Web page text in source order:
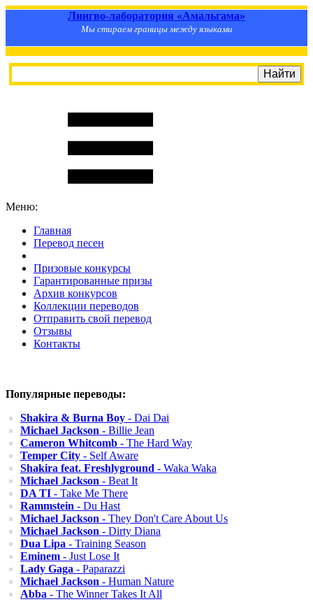
Лингво-лаборатория «Амальгама»
Мы стираем границы между языками
Меню:
Главная
Перевод песен
Призовые конкурсы
Гарантированные призы
Архив конкурсов
Коллекции переводов
Отправить свой перевод
Отзывы
Контакты
Популярные переводы:
Shakira & Burna Boy - Dai Dai
Michael Jackson - Billie Jean
Cameron Whitcomb - The Hard Way
Temper City - Self Aware
Shakira feat. Freshlyground - Waka Waka
Michael Jackson - Beat It
DA TI - Take Me There
Rammstein - Du Hast
Michael Jackson - They Don't Care About Us
Michael Jackson - Dirty Diana
Dua Lipa - Training Season
Eminem - Just Lose It
Lady Gaga - Paparazzi
Michael Jackson - Human Nature
Abba - The Winner Takes It All